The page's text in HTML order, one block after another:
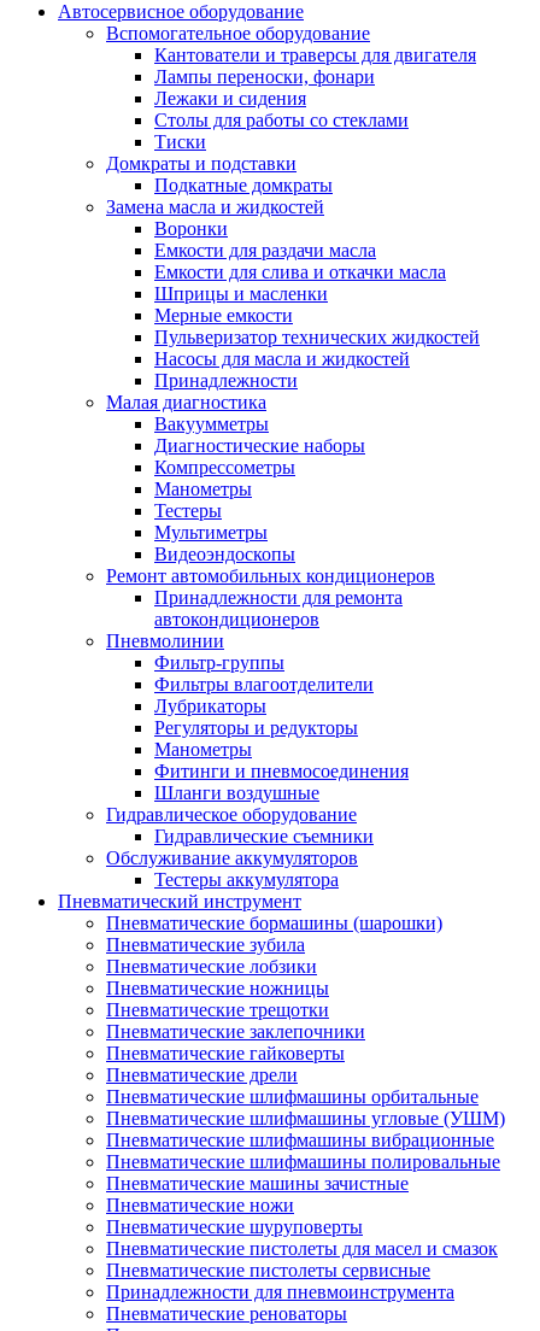
Автосервисное оборудование
Вспомогательное оборудование
Кантователи и траверсы для двигателя
Лампы переноски, фонари
Лежаки и сидения
Столы для работы со стеклами
Тиски
Домкраты и подставки
Подкатные домкраты
Замена масла и жидкостей
Воронки
Емкости для раздачи масла
Емкости для слива и откачки масла
Шприцы и масленки
Мерные емкости
Пульверизатор технических жидкостей
Насосы для масла и жидкостей
Принадлежности
Малая диагностика
Вакуумметры
Диагностические наборы
Компрессометры
Манометры
Тестеры
Мультиметры
Видеоэндоскопы
Ремонт автомобильных кондиционеров
Принадлежности для ремонта
автокондиционеров
Пневмолинии
Фильтр-группы
Фильтры влагоотделители
Лубрикаторы
Регуляторы и редукторы
Манометры
Фитинги и пневмосоединения
Шланги воздушные
Гидравлическое оборудование
Гидравлические съемники
Обслуживание аккумуляторов
Тестеры аккумулятора
Пневматический инструмент
Пневматические бормашины (шарошки)
Пневматические зубила
Пневматические лобзики
Пневматические ножницы
Пневматические трещотки
Пневматические заклепочники
Пневматические гайковерты
Пневматические дрели
Пневматические шлифмашины орбитальные
Пневматические шлифмашины угловые (УШМ)
Пневматические шлифмашины вибрационные
Пневматические шлифмашины полировальные
Пневматические машины зачистные
Пневматические ножи
Пневматические шуруповерты
Пневматические пистолеты для масел и смазок
Пневматические пистолеты сервисные
Принадлежности для пневмоинструмента
Пневматические реноваторы